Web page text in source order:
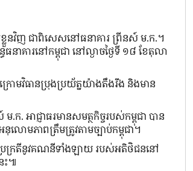
ស់ខ្លួនវិញ ជាពិសេសនៅធនាគារ ព្រីនស៍ ម.ក.។
នាគារនៅកម្ពុជា នៅល្ងាចថ្ងៃទី ១៨ ខែតុលា
រោមវិធានប្រុងប្រយ័ត្នយ៉ាងតឹងរឹង និងមាន
. អាជ្ញាធរមានសមត្ថកិច្ចរបស់កម្ពុជា បាន
លោមភាពត្រឹមត្រូវតាមច្បាប់កម្ពុជា។
ជាប្រក្រតីនូវគណនីទាំងឡាយ របស់អតិថិជននៅ
ះ៕